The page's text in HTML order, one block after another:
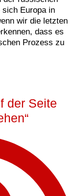
Europa in
wir die letzten
dass es
Prozess zu
der Seite